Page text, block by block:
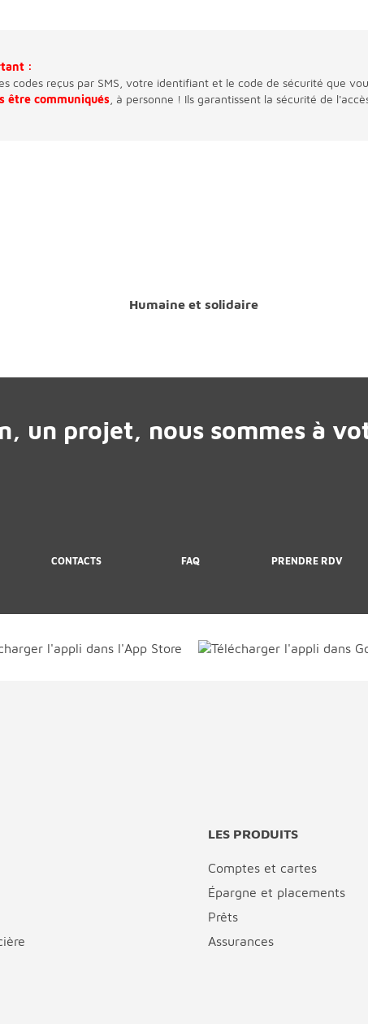
:
codes reçus par SMS, votre identifiant et le code de sécurité que
être communiqués , à personne ! Ils garantissent la sécurité de
Humaine et solidaire
un projet, nous sommes à
CONTACTS FAQ PRENDRE RDV
LES PRODUITS
Comptes et cartes
Épargne et placements
Prêts
Assurances